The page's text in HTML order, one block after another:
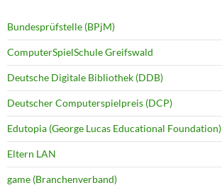
Bundesprüfstelle (BPjM)
ComputerSpielSchule Greifswald
Deutsche Digitale Bibliothek (DDB)
Deutscher Computerspielpreis (DCP)
Edutopia (George Lucas Educational Foundation)
Eltern LAN
game (Branchenverband)